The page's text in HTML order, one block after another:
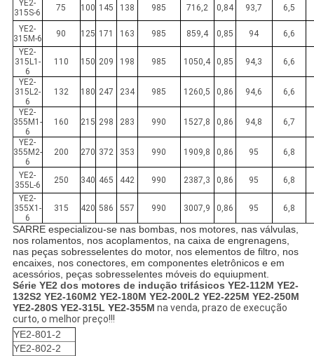
YE2-
315S-6
75 100 145 138 985 716,2 0,84 93,7 6,5
YE2-
315M-6
90 125 171 163 985 859,4 0,85 94
6,6
YE2-
315L1-
6
110 150 209 198 985 1050,4 0,85 94,3 6,6
YE2-
315L2-
6
132 180 247 234 985 1260,5 0,86 94,6 6,6
YE2-
355M1-
6
160 215 298 283 990 1527,8 0,86 94,8 6,7
YE2-
355M2-
6
200 270 372 353 990 1909,8 0,86 95 6,8
YE2-
355L-6
250 340 465 442 990 2387,3 0,86 95
6,8
YE2-
355X1-
6
315 420 586 557 990 3007,9 0,86 95 6,8
SARRE especializou-se nas bombas, nos motores, nas válvulas,
nos rolamentos, nos acoplamentos, na caixa de engrenagens,
nas peças sobresselentes do motor, nos elementos de filtro, nos
encaixes, nos conectores, em componentes eletrônicos e em
acessórios, peças sobresselentes móveis do equiupment.
Série YE2 dos motores de indução trifásicos YE2-112M YE2-
132S2 YE2-160M2 YE2-180M YE2-200L2 YE2-225M YE2-250M
YE2-280S YE2-315L YE2-355M na venda, prazo de execução
curto, o melhor preço!!!
YE2-801-2
YE2-802-2